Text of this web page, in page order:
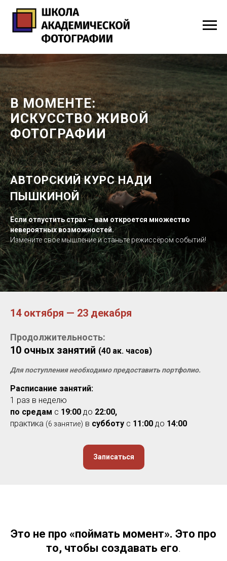
В МОМЕНТЕ:
ИСКУССТВО ЖИВОЙ
ФОТОГРАФИИ
АВТОРСКИЙ КУРС НАДИ
ПЫШКИНОЙ
Если отпустить страх — вам откроется множество
невероятных возможностей.
Измените свое мышление и станьте режиссёром событий!
14 октября — 23 декабря
Продолжительность:
10 очных занятий (40 ак. часов)
Для поступления необходимо предоставить портфолио.
Расписание занятий:
1 раз в неделю
по средам с 19:00 до 22:00,
практика (6 занятие) в субботу с 11:00 до 14:00
Записаться
Это не про «поймать момент». Это про
то, чтобы создавать его.